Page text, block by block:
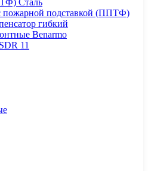
Сталь
пожарной подставкой (ППТФ)
гибкий
Benarmo
11